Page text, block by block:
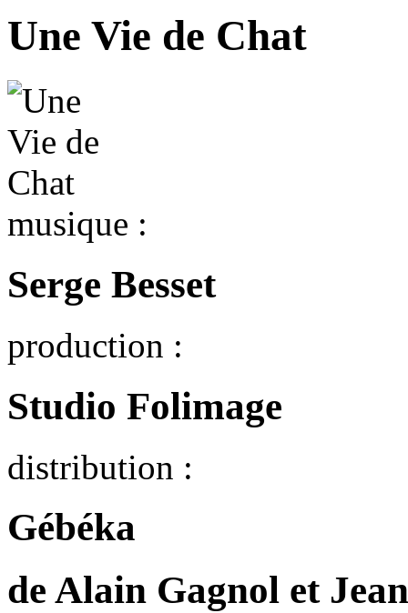
Une Vie de Chat
musique :
Serge Besset
production :
Studio Folimage
distribution :
Gébéka
de Alain Gagnol et